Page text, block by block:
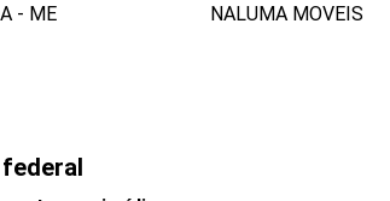
- ME
NALUMA MOVEIS